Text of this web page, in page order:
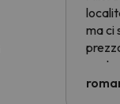
ma ci